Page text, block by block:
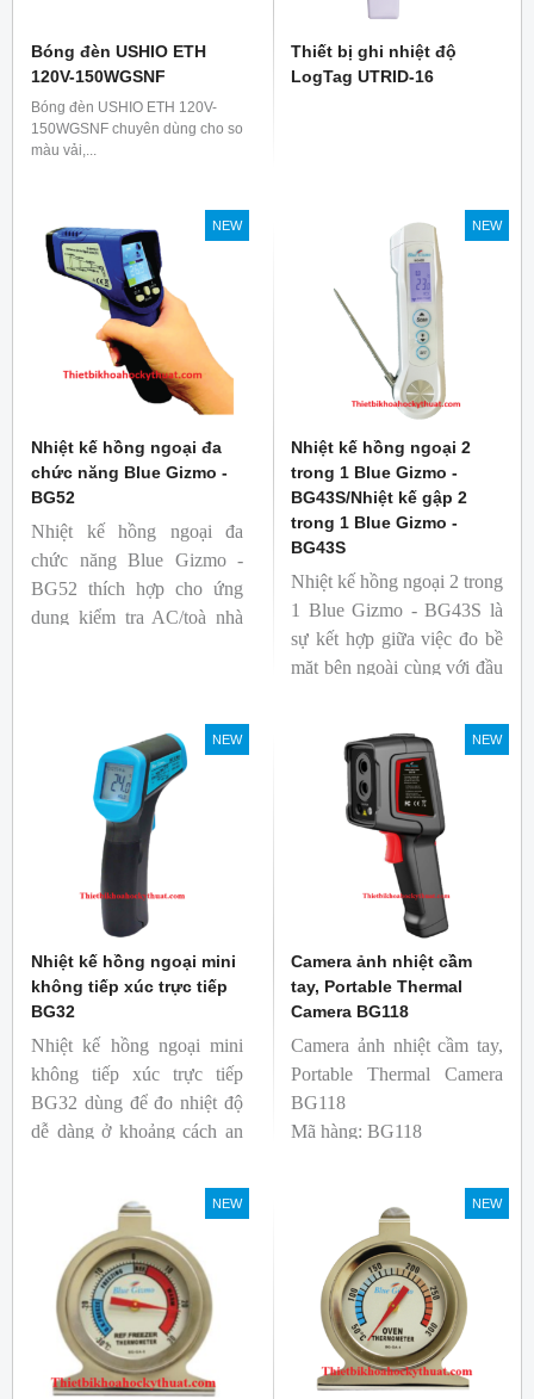
Bóng đèn USHIO ETH
120V-150WGSNF
Bóng đèn USHIO ETH 120V-
150WGSNF chuyên dùng cho so
màu vải,...
Thiết bị ghi nhiệt độ
LogTag UTRID-16
NEW
Nhiệt kế hồng ngoại đa
chức năng Blue Gizmo -
BG52
Nhiệt kế hồng ngoại đa
chức năng Blue Gizmo -
BG52 thích hợp cho ứng
dụng kiểm tra AC/toà nhà
NEW
Nhiệt kế hồng ngoại 2
trong 1 Blue Gizmo -
BG43S/Nhiệt kế gập 2
trong 1 Blue Gizmo -
BG43S
Nhiệt kế hồng ngoại 2 trong
1 Blue Gizmo - BG43S là
sự kết hợp giữa việc đo bề
mặt bên ngoài cùng với đầu
Nhiệt kế thích hợp cho
ngành công nghiệp thực
NEW
Nhiệt kế hồng ngoại mini
không tiếp xúc trực tiếp
BG32
Nhiệt kế hồng ngoại mini
không tiếp xúc trực tiếp
BG32 dùng để đo nhiệt độ
dễ dàng ở khoảng cách an
độ phát xạ nhanh và cố
định giúp người mới bắt
đầu sử dụng dễ dàng.
NEW
Camera ảnh nhiệt cầm
tay, Portable Thermal
Camera BG118
Camera ảnh nhiệt cầm tay,
Portable Thermal Camera
BG118
Mã hàng: BG118
NEW NEW